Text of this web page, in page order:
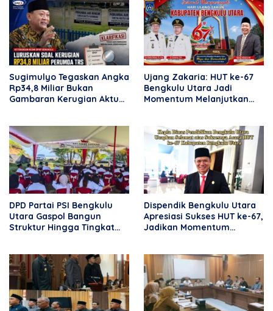
Sugimulyo Tegaskan Angka
Rp34,8 Miliar Bukan
Gambaran Kerugian Aktual
Ujang Zakaria: HUT ke-67
Bengkulu Utara Jadi
Momentum Melanjutkan
DPD Partai PSI Bengkulu
Utara Gaspol Bangun
Struktur Hingga Tingkat
Dispendik Bengkulu Utara
Apresiasi Sukses HUT ke-67,
Jadikan Momentum